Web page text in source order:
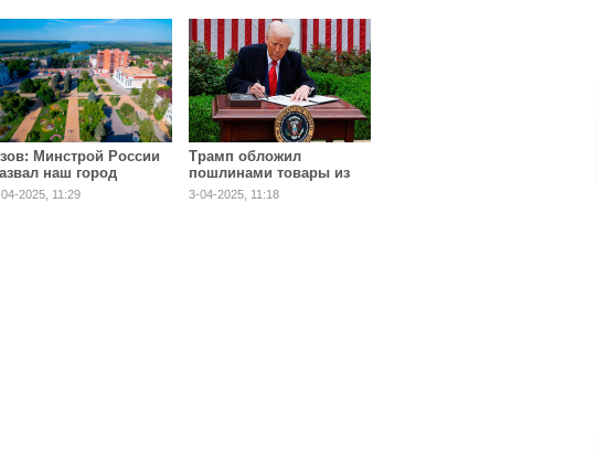
Минстрой России
наш город
комфортным
жизни
2025, 11:29
Трамп обложил
пошлинами товары из
185 стран
3-04-2025, 11:18